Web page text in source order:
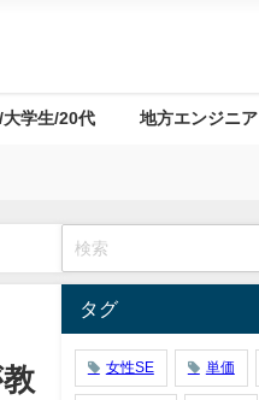
大学生/20代 地方エンジニア
タグ
女性SE 単価